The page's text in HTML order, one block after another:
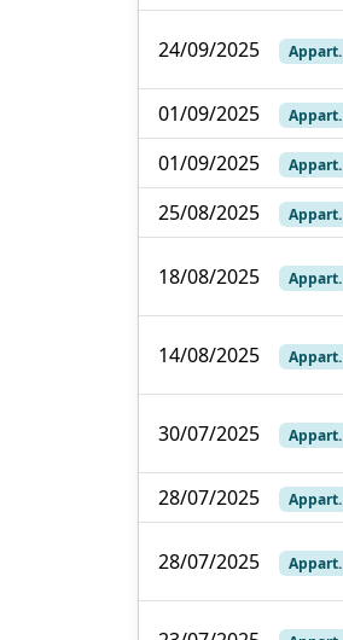
24/09/2025 Appart.
01/09/2025 Appart.
01/09/2025
Appart.
25/08/2025
Appart.
18/08/2025 Appart.
14/08/2025 Appart.
30/07/2025 Appart.
28/07/2025 Appart.
28/07/2025 Appart.